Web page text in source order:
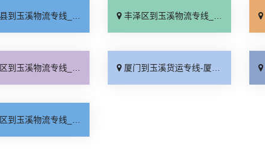
溪物流专线_送货上门「要几天到」 丰泽区到玉溪物流专线_多少一方「天天发车」
溪物流专线_专线快运「要几天到」 厦门到玉溪货运专线-厦门到玉溪物流公司_费用多少「零担配货」
溪物流专线_定点发车「价格透明」